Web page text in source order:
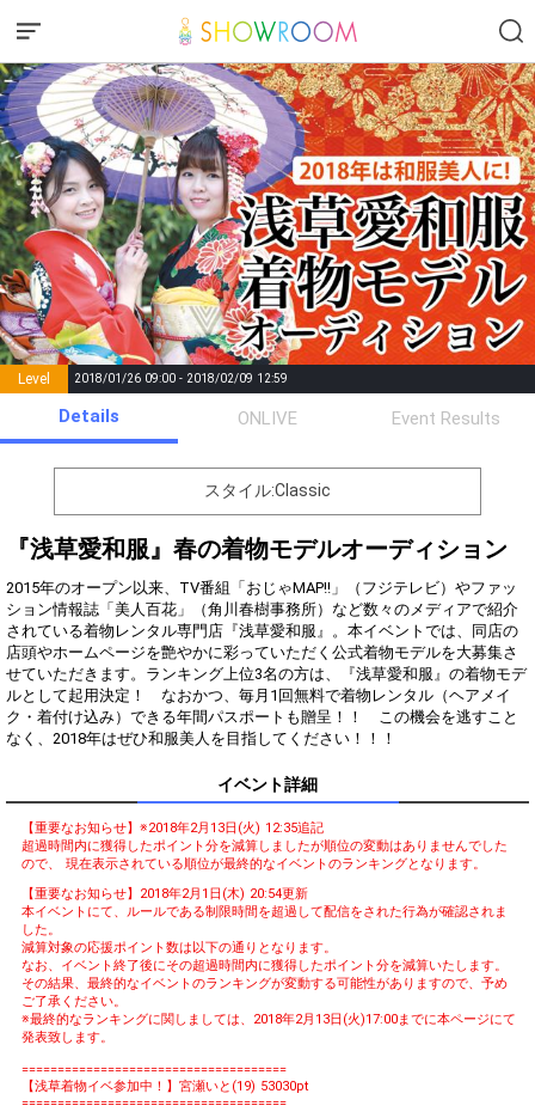
Level 2018/01/26 09:00 - 2018/02/09 12:59
Points List of Goal
number of
positions
Rema
Event Begins!
SHOWROOM公式Twitterの告
知権獲得！
3 500000
得！
Gifting
Throw gifts to the stage and join
the live performance.
First, try throwing free Stars
(once a day)! You can also charge
(available from 1 JPY)! When you
continue to send gifts to the
performer(s), the performer's
popularity ranking and your
ranking go up.
send them gifts.
To send performers paid items,
you must use Show Gold.
Comments
You can post comments. Please
refrain from posting comments
that may offend performers or
other users.
Close
Details ONLIVE Event Results
スタイル:Classic
『浅草愛和服』春の着物モデルオーディション
2015年のオープン以来、TV番組「おじゃMAP!!」（フジテレビ）やファッ
ション情報誌「美人百花」（角川春樹事務所）など数々のメディアで紹介
されている着物レンタル専門店『浅草愛和服』。本イベントでは、同店の
店頭やホームページを艶やかに彩っていただく公式着物モデルを大募集さ
せていただきます。ランキング上位3名の方は、『浅草愛和服』の着物モデ
ルとして起用決定！ なおかつ、毎月1回無料で着物レンタル（ヘアメイ
ク・着付け込み）できる年間パスポートも贈呈！！ この機会を逃すこと
なく、2018年はぜひ和服美人を目指してください！！！
イベント詳細
【重要なお知らせ】※2018年2月13日(火) 12:35追記
超過時間内に獲得したポイント分を減算しましたが順位の変動はありませんでした
ので、 現在表示されている順位が最終的なイベントのランキングとなります。
【重要なお知らせ】2018年2月1日(木) 20:54更新
本イベントにて、ルールである制限時間を超過して配信をされた行為が確認されま
した。
減算対象の応援ポイント数は以下の通りとなります。
なお、イベント終了後にその超過時間内に獲得したポイント分を減算いたします。
その結果、最終的なイベントのランキングが変動する可能性がありますので、予め
ご了承ください。
※最終的なランキングに関しましては、2018年2月13日(火)17:00までに本ページにて
発表致します。
=====================================
【浅草着物イベ参加中！】宮瀬いと(19) 53030pt
=====================================